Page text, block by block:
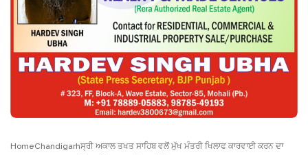
HomeChandigarhਸ੍ਰੀ ਅਕਾਲ ਤਖਤ ਸਾਹਿਬ ਵਲੋਂ ਮੁੱਖ ਮੰਤਰੀ ਖਿਲਾਫ ਕਾਰਵਾਈ ਕਰਨ ਦਾ